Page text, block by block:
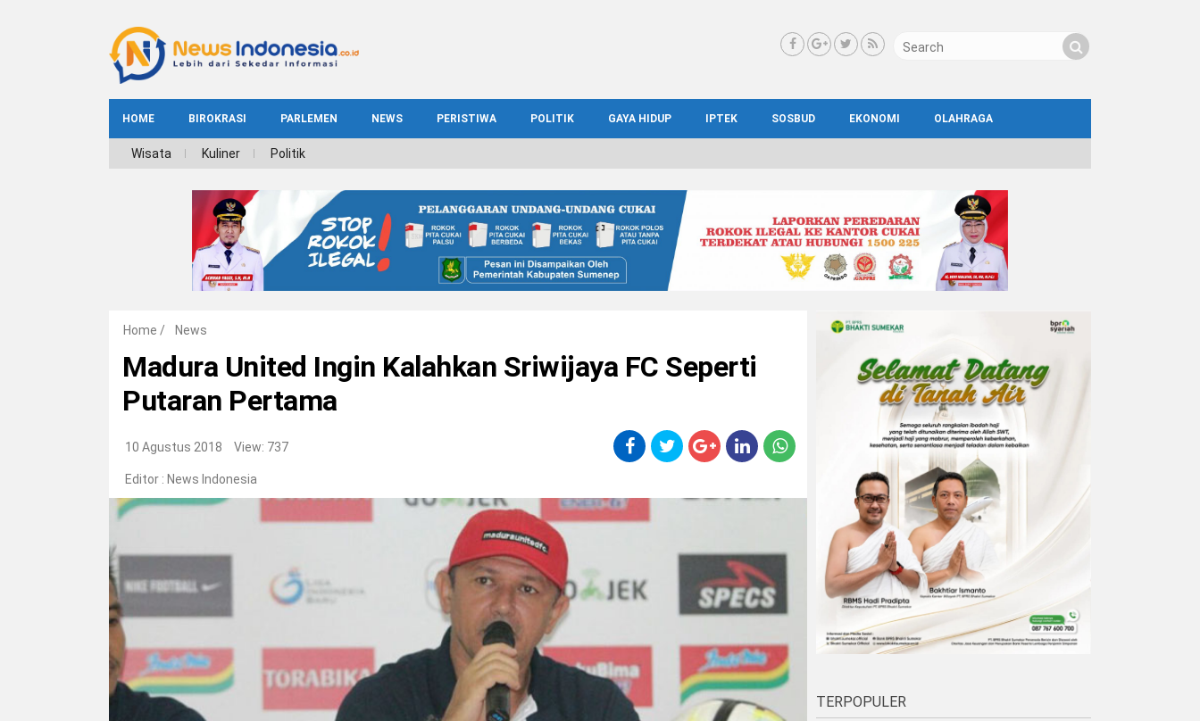
HOME BIROKRASI PARLEMEN NEWS PERISTIWA POLITIK GAYA HIDUP IPTEK SOSBUD EKONOMI OLAHRAGA
INDEKS BIROKRASI
Wisata Kuliner Politik
Home / News
Madura United Ingin Kalahkan Sriwijaya FC Seperti
Putaran Pertama
10 Agustus 2018 View: 737
Editor : News Indonesia
TERPOPULER